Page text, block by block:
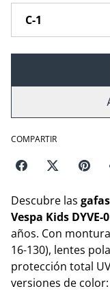
COMPARTIR
Descubre las
Vespa Kids DYVE-
años. Con
16-130), lentes
protección total
versiones de color: